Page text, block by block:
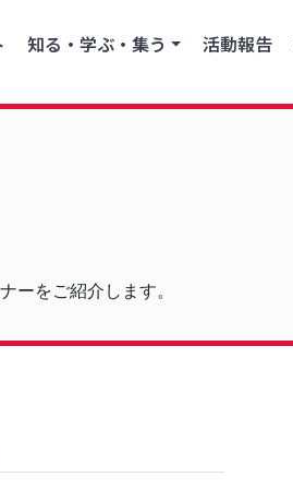
知る・学ぶ・集う 活動報告
ーをご紹介します。